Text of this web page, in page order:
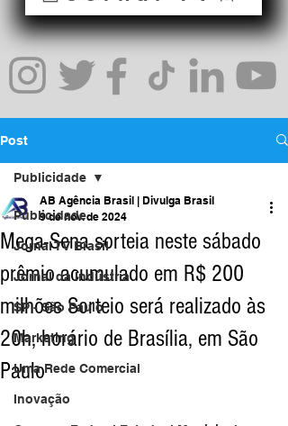
Post
Publicidade
Jornal TV Brasil
Jornal da Indústria
SP - São Paulo
Marketing
Uma Rede Comercial
Inovação
Publicidade
Mega-Sena sorteia neste sábado
prêmio acumulado em R$ 200
milhões Sorteio será realizado às
20h, horário de Brasília, em São
Paulo
AB Agência Brasil | Divulga Brasil
9 de nov. de 2024